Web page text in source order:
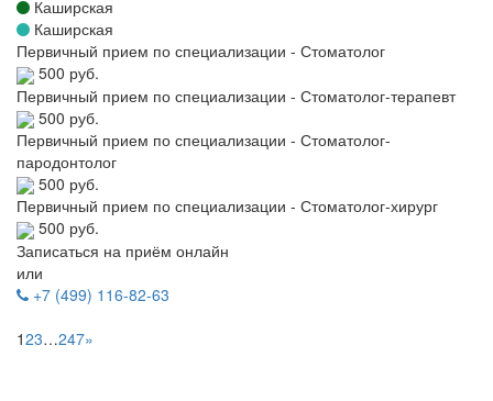
Каширская
Каширская
Первичный прием по специализации - Стоматолог
500 руб.
Первичный прием по специализации - Стоматолог-терапевт
500 руб.
Первичный прием по специализации - Стоматолог-
пародонтолог
500 руб.
Первичный прием по специализации - Стоматолог-хирург
500 руб.
Записаться на приём онлайн
или
+7 (499) 116-82-63
123…247»